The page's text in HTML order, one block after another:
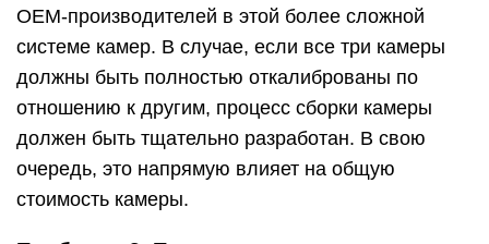
OEM-производителей в этой более сложной
системе камер. В случае, если все три камеры
должны быть полностью откалиброваны по
отношению к другим, процесс сборки камеры
должен быть тщательно разработан. В свою
очередь, это напрямую влияет на общую
стоимость камеры.